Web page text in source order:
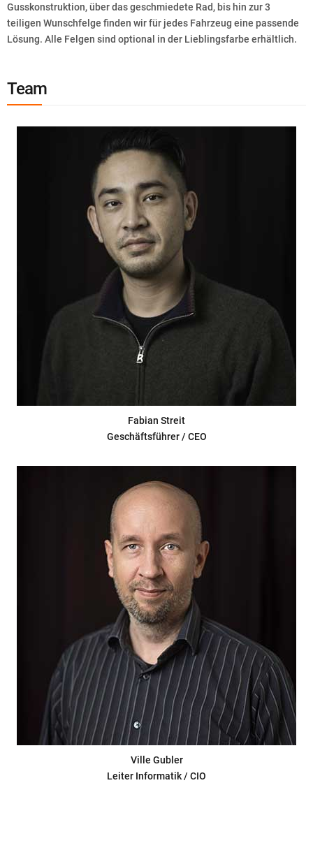
Gusskonstruktion, über das geschmiedete Rad, bis hin zur 3
teiligen Wunschfelge finden wir für jedes Fahrzeug eine passende
Lösung. Alle Felgen sind optional in der Lieblingsfarbe erhältlich.
Team
Fabian Streit
Geschäftsführer / CEO
Ville Gubler
Leiter Informatik / CIO